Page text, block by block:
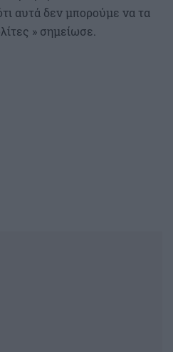
αυτά δεν μπορούμε να τα
» σημείωσε.